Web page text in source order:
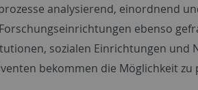
analysierend, einordnend
ebenso
sozialen Einrichtungen
bekommen die Möglichkeit zu